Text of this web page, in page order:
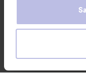
heille tai joita on
evästeiden käytön.
Copyright 2026